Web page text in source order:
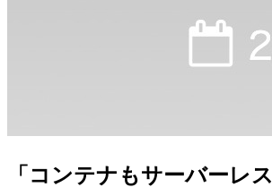
「コンテナもサーバー